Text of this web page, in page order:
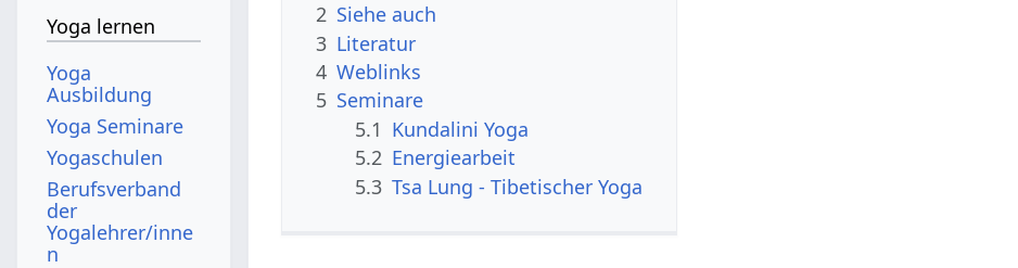
2 Siehe auch
3 Literatur
4 Weblinks
5 Seminare
5.1 Kundalini Yoga
5.2 Energiearbeit
5.3 Tsa Lung - Tibetischer Yoga
Yoga lernen
Yoga
Ausbildung
Yoga Seminare
Yogaschulen
Berufsverband
der
Yogalehrer/inne
n